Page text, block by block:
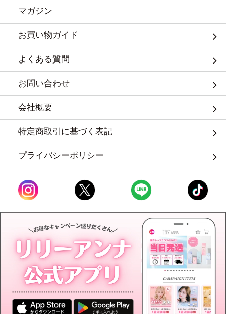
マガジン
お買い物ガイド
よくある質問
お問い合わせ
会社概要
特定商取引に基づく表記
プライバシーポリシー